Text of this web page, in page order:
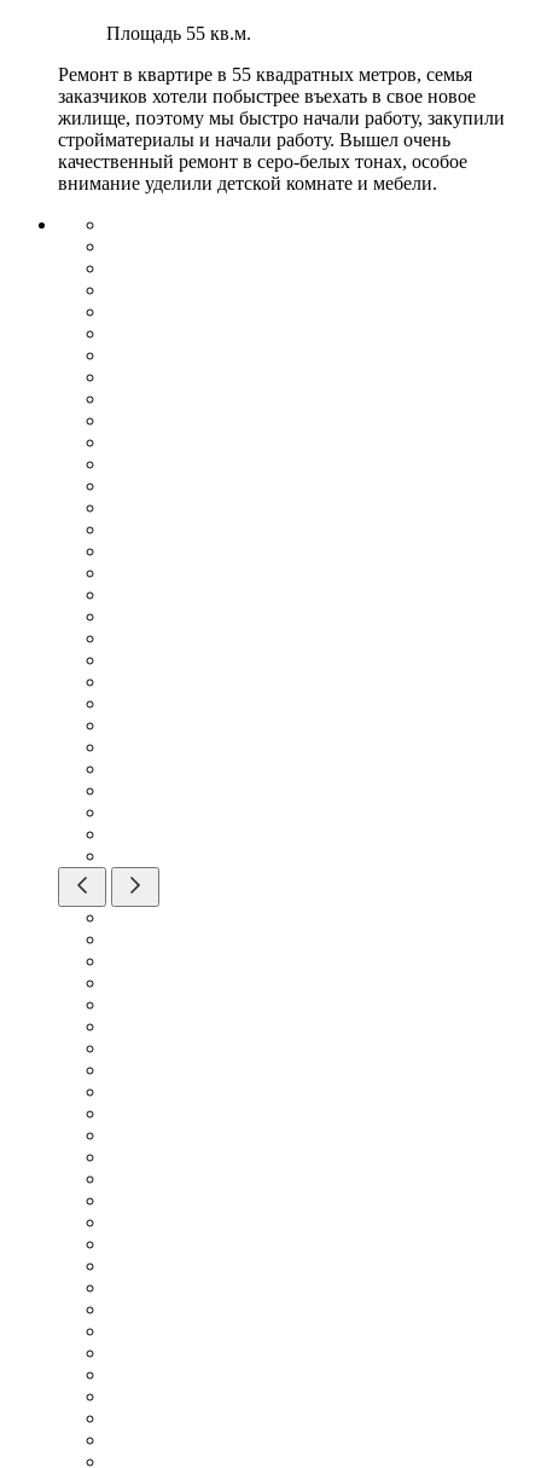
Площадь 55 кв.м.
Ремонт в квартире в 55 квадратных метров, семья
заказчиков хотели побыстрее въехать в свое новое
жилище, поэтому мы быстро начали работу, закупили
стройматериалы и начали работу. Вышел очень
качественный ремонт в серо-белых тонах, особое
внимание уделили детской комнате и мебели.